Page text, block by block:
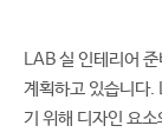
LAB 실 인테리어
계획하고 있습니다.
기 위해 디자인 요